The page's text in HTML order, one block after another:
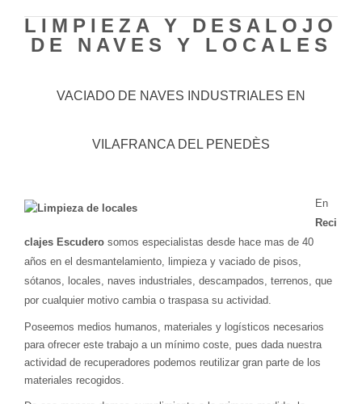
LIMPIEZA Y DESALOJO
DE NAVES Y LOCALES
VACIADO DE NAVES INDUSTRIALES EN
VILAFRANCA DEL PENEDÈS
En
Reci
clajes Escudero somos especialistas desde hace mas de 40
años en el desmantelamiento, limpieza y vaciado de pisos,
sótanos, locales, naves industriales, descampados, terrenos, que
por cualquier motivo cambia o traspasa su actividad.
Poseemos medios humanos, materiales y logísticos necesarios
para ofrecer este trabajo a un mínimo coste, pues dada nuestra
actividad de recuperadores podemos reutilizar gran parte de los
materiales recogidos.